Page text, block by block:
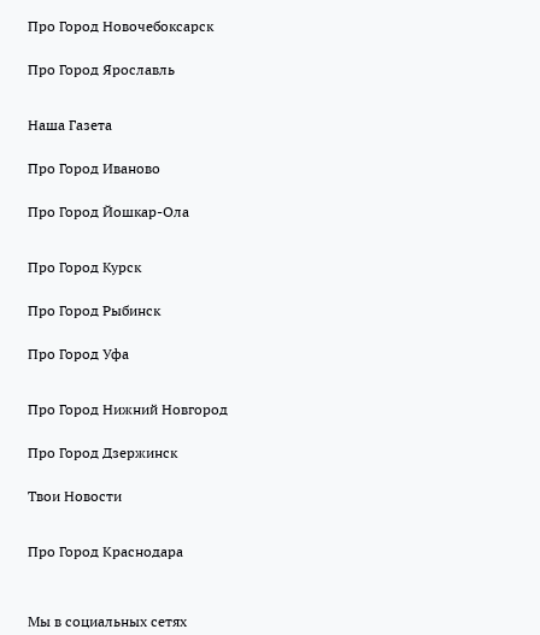
Про Город Новочебоксарск
Про Город Ярославль
Наша Газета
Про Город Иваново
Про Город Йошкар-Ола
Про Город Курск
Про Город Рыбинск
Про Город Уфа
Про Город Нижний Новгород
Про Город Дзержинск
Твои Новости
Про Город Краснодара
Мы в социальных сетях